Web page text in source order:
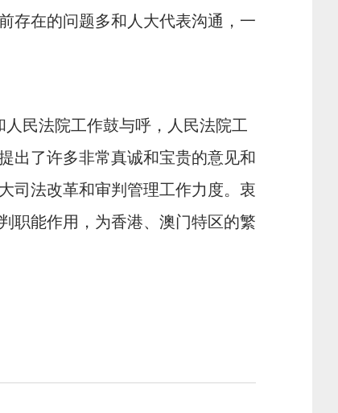
存在的问题多和人大代表沟通，一
民法院工作鼓与呼，人民法院工
出了许多非常真诚和宝贵的意见和
司法改革和审判管理工作力度。衷
职能作用，为香港、澳门特区的繁